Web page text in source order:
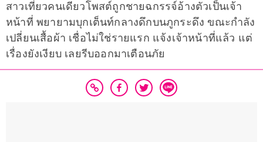
สาวเที่ยวคนเดียวโพสต์ถูกชายฉกรรจ์อ้างตัวเป็นเจ้า
หน้าที่ พยายามบุกเต็นท์กลางดึกบนภูกระดึง ขณะกำลัง
เปลี่ยนเสื้อผ้า เชื่อไม่ใช่รายแรก แจ้งเจ้าหน้าที่แล้ว แต่
เรื่องยังเงียบ เลยรีบออกมาเตือนภัย